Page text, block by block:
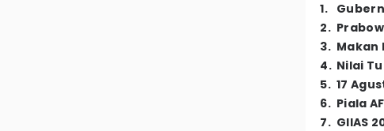
1.
2.
3. Makan
4. Nilai
5. 17
6. Piala
7. GIIAS